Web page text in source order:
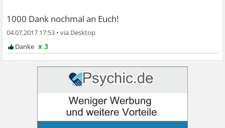
1000 Dank nochmal an Euch!
04.07.2017 17:53 •
x 3